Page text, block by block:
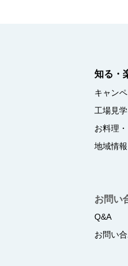
知る・
キャン
工場見学
お料理
地域情報
お問い
Q&A
お問い